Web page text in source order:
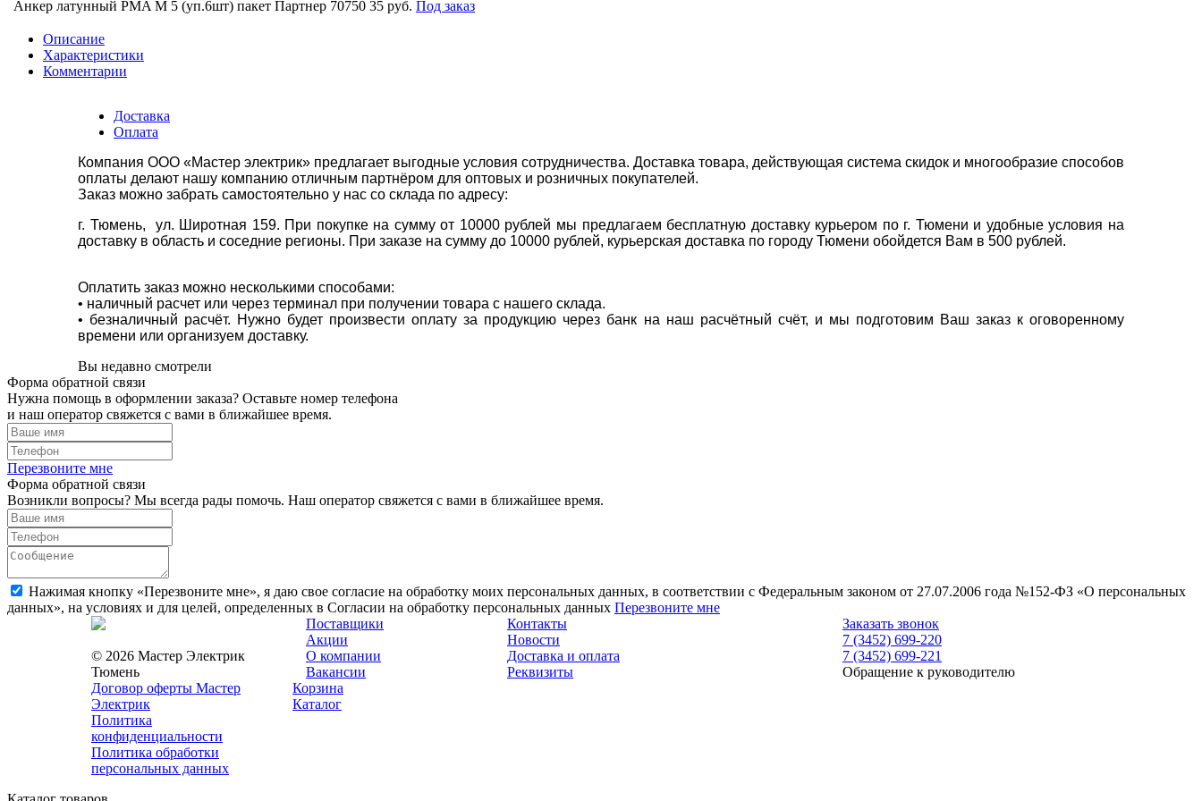
Анкер латунный PMA M 5 (уп.6шт) пакет Партнер 70750 35 руб. Под заказ
Описание
Характеристики
Комментарии
Доставка
Оплата
Компания ООО «Мастер электрик» предлагает выгодные условия сотрудничества. Доставка товара, действующая система скидок и многообразие способов
оплаты делают нашу компанию отличным партнёром для оптовых и розничных покупателей.
Заказ можно забрать самостоятельно у нас со склада по адресу:
г. Тюмень, ул. Широтная 159. При покупке на сумму от 10000 рублей мы предлагаем бесплатную доставку курьером по г. Тюмени и удобные условия на
доставку в область и соседние регионы. При заказе на сумму до 10000 рублей, курьерская доставка по городу Тюмени обойдется Вам в 500 рублей.
Оплатить заказ можно несколькими способами:
• наличный расчет или через терминал при получении товара с нашего склада.
• безналичный расчёт. Нужно будет произвести оплату за продукцию через банк на наш расчётный счёт, и мы подготовим Ваш заказ к оговоренному
времени или организуем доставку.
Вы недавно смотрели
Форма обратной связи
Нужна помощь в оформлении заказа? Оставьте номер телефона
и наш оператор свяжется с вами в ближайшее время.
Перезвоните мне
Форма обратной связи
Возникли вопросы? Мы всегда рады помочь. Наш оператор свяжется с вами в ближайшее время.
Нажимая кнопку «Перезвоните мне», я даю свое согласие на обработку моих персональных данных, в соответствии с Федеральным законом от 27.07.2006 года №152-ФЗ «О персональных
данных», на условиях и для целей, определенных в Согласии на обработку персональных данных Перезвоните мне
© 2026 Мастер Электрик
Тюмень
Договор оферты Мастер
Электрик
Политика
конфиденциальности
Политика обработки
персональных данных
Поставщики
Контакты
Акции
Новости
О компании
Доставка и оплата
Вакансии
Реквизиты
Заказать звонок
7 (3452) 699-220
7 (3452) 699-221
Обращение к руководителю
Корзина
Каталог